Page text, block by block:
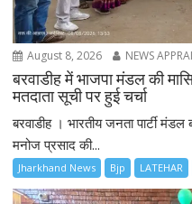
August 8, 2026 NEWS
बरवाडीह में भाजपा मंडल की
मतदाता सूची पर हुई चर्चा
बरवाडीह । भारतीय जनता पार्टी
मनोज प्रसाद की...
Jharkhand News Bjp LATEHAR